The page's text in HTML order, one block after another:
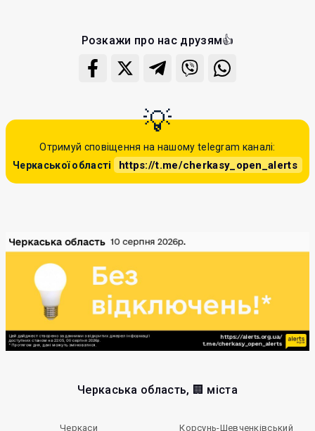
Розкажи про нас друзям👍
Отримуй сповіщення на нашому telegram каналі:
Черкаської області
https://t.me/cherkasy_open_alerts
Черкаська область, 🏢 міста
Черкаси Корсунь-Шевченківський